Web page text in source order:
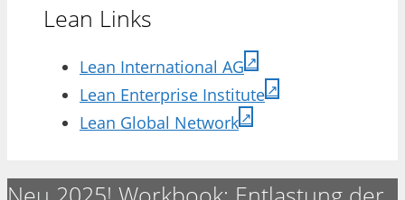
Lean Links
Lean International AG
Lean Enterprise Institute
Lean Global Network